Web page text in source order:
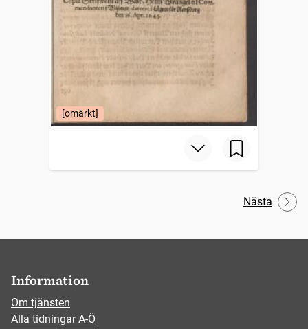
[omärkt]
Nästa
Information
Om tjänsten
Alla tidningar A-Ö